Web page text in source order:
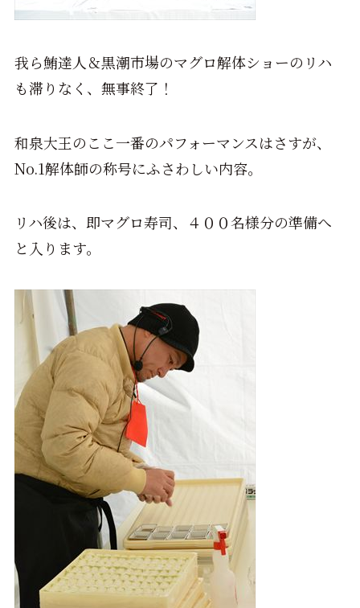
我ら鮪達人＆黒潮市場のマグロ解体ショーのリハ
も滞りなく、無事終了！
和泉大王のここ一番のパフォーマンスはさすが、
No.1解体師の称号にふさわしい内容。
リハ後は、即マグロ寿司、４００名様分の準備へ
と入ります。